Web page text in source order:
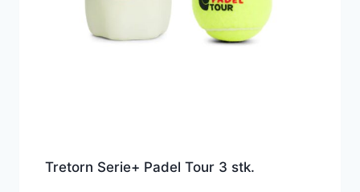
Tretorn Serie+ Padel Tour 3 stk.